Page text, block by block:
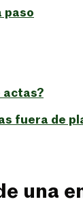
paso
actas?
fuera de
una